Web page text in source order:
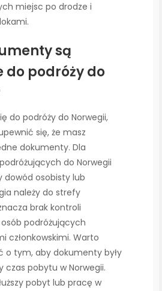
miejsc po drodze i
są
do podróży do
do podróży do Norwegii,
się, że masz
dokumenty. Dla
do Norwegii
dowód osobisty lub
należy do strefy
brak kontroli
podróżujących
członkowskimi. Warto
o tym, aby dokumenty były
czas pobytu w Norwegii.
pobyt lub pracę w